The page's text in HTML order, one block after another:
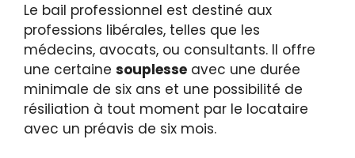
Le bail professionnel est destiné aux
professions libérales, telles que les
médecins, avocats, ou consultants. Il offre
une certaine souplesse avec une durée
minimale de six ans et une possibilité de
résiliation à tout moment par le locataire
avec un préavis de six mois.